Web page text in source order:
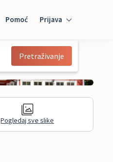
Pomoć Prijava
Mybooking
Pretraživanje
Pogledaj sve slike